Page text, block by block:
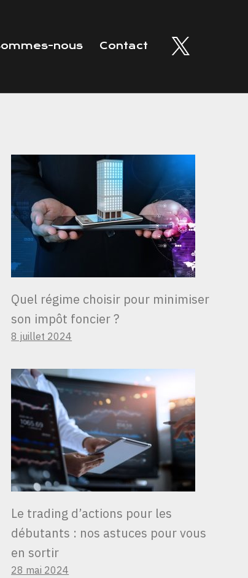
nous Contact
Quel régime choisir pour minimiser
son impôt foncier ?
8 juillet 2024
Le trading d’actions pour les
débutants : nos astuces pour vous
en sortir
28 mai 2024